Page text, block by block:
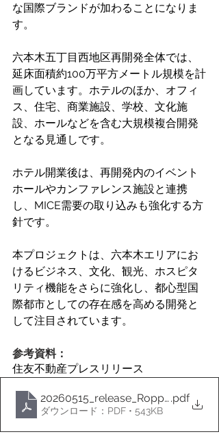
な国際ブランドが加わることになりま
す。
六本木五丁目西地区再開発全体では、
延床面積約100万平方メートル規模を計
画しています。ホテルのほか、オフィ
ス、住宅、商業施設、学校、文化施
設、ホールなどを含む大規模複合開発
となる見通しです。
ホテル開業後は、再開発内のイベント
ホールやカンファレンス施設と連携
し、MICE需要の取り込みも強化する方
針です。
本プロジェクトは、六本木エリアにお
けるビジネス、文化、観光、ホスピタ
リティ機能をさらに強化し、都心型国
際都市としての存在感を高める開発と
して注目されています。
参考資料：
住友不動産プレスリリース
20260515_release_Roppongi-5-
.pdf
ダウンロード：PDF • 543KB